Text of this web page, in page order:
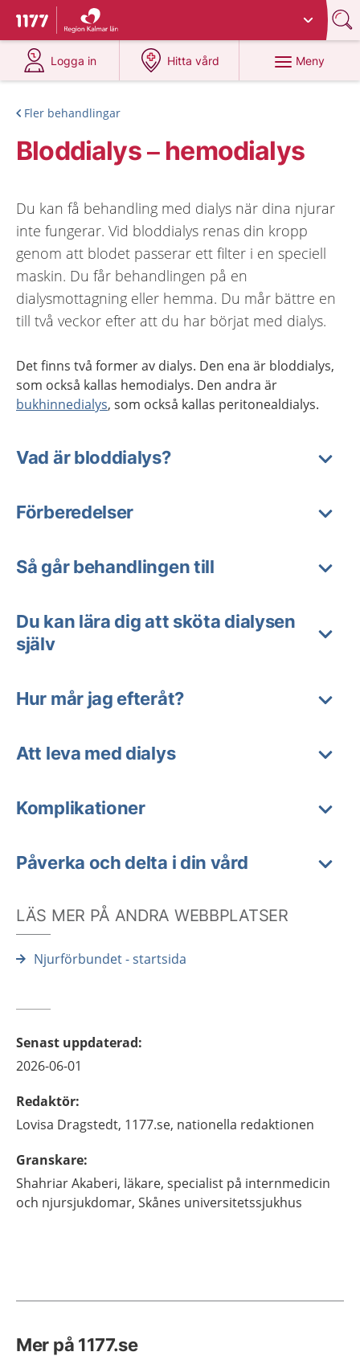
Till startsidan för 1177
Du har valt region
Logga in
på 1177.se
Hitta vård
på 1177.se
Meny
Fler behandlingar
Bloddialys – hemodialys
Du kan få behandling med dialys när dina njurar
inte fungerar. Vid bloddialys renas din kropp
genom att blodet passerar ett filter i en speciell
maskin. Du får behandlingen på en
dialysmottagning eller hemma. Du mår bättre en
till två veckor efter att du har börjat med dialys.
Det finns två former av dialys. Den ena är bloddialys,
som också kallas hemodialys. Den andra är
bukhinnedialys, som också kallas peritonealdialys.
Vad är bloddialys?
Förberedelser
Så går behandlingen till
Du kan lära dig att sköta dialysen
själv
Hur mår jag efteråt?
Att leva med dialys
Komplikationer
Påverka och delta i din vård
LÄS MER PÅ ANDRA WEBBPLATSER
Njurförbundet - startsida
Senast uppdaterad:
2026-06-01
Redaktör:
Lovisa Dragstedt, 1177.se, nationella redaktionen
Granskare:
ShahriarAkaberi, läkare, specialist på internmedicin
och njursjukdomar, Skånes universitetssjukhus
Mer på 1177.se